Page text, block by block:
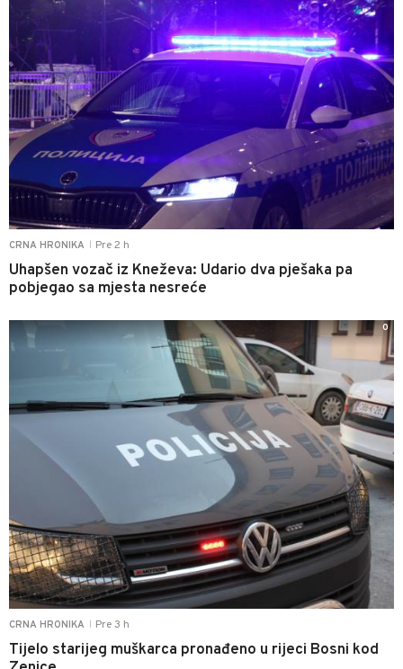
CRNA HRONIKA Pre 2 h
Uhapšen vozač iz Kneževa: Udario dva pješaka pa
pobjegao sa mjesta nesreće
CRNA HRONIKA Pre 3 h
Tijelo starijeg muškarca pronađeno u rijeci Bosni kod
0